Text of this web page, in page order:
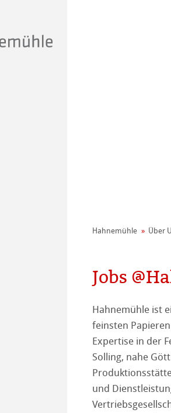
Engagement -
Ausbildung
Presse
FineArt
Natural Line
Matt FineArt
Photo Media
Hahnemühle Über
Jobs
Hahnemühle ist
feinsten
Expertise in der
Solling, nahe
und